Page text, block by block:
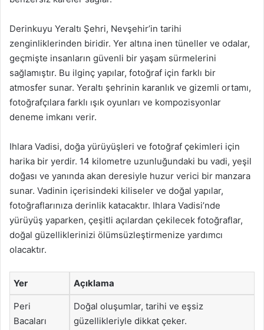
Derinkuyu Yeraltı Şehri, Nevşehir’in tarihi
zenginliklerinden biridir. Yer altına inen tüneller ve odalar,
geçmişte insanların güvenli bir yaşam sürmelerini
sağlamıştır. Bu ilginç yapılar, fotoğraf için farklı bir
atmosfer sunar. Yeraltı şehrinin karanlık ve gizemli ortamı,
fotoğrafçılara farklı ışık oyunları ve kompozisyonlar
deneme imkanı verir.
Ihlara Vadisi, doğa yürüyüşleri ve fotoğraf çekimleri için
harika bir yerdir. 14 kilometre uzunluğundaki bu vadi, yeşil
doğası ve yanında akan deresiyle huzur verici bir manzara
sunar. Vadinin içerisindeki kiliseler ve doğal yapılar,
fotoğraflarınıza derinlik katacaktır. Ihlara Vadisi’nde
yürüyüş yaparken, çeşitli açılardan çekilecek fotoğraflar,
doğal güzelliklerinizi ölümsüzleştirmenize yardımcı
olacaktır.
Yer Açıklama
Peri
Bacaları
Doğal oluşumlar, tarihi ve eşsiz
güzellikleriyle dikkat çeker.